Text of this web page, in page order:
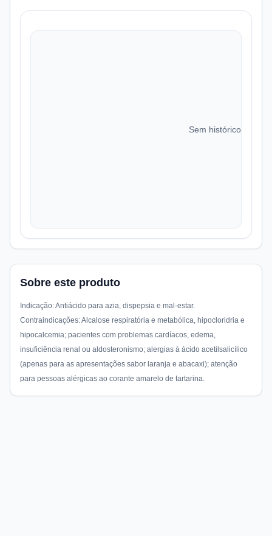
Sem histórico de
Sobre este produto
Indicação: Antiácido para azia, dispepsia e mal-estar.
Contraindicações: Alcalose respiratória e metabólica, hipocloridria e
hipocalcemia; pacientes com problemas cardíacos, edema,
insuficiência renal ou aldosteronismo; alergias à ácido acetilsalicílico
(apenas para as apresentações sabor laranja e abacaxi); atenção
para pessoas alérgicas ao corante amarelo de tartarina.